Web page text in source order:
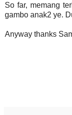
So far, memang
gambo anak2 ye.
Anyway thanks